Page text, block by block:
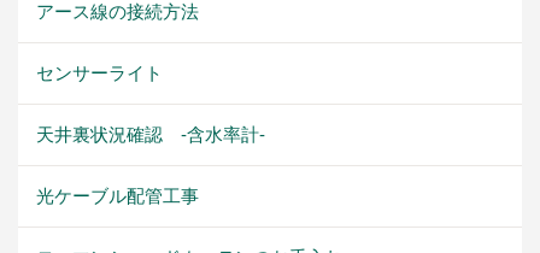
アース線の接続方法
センサーライト
天井裏状況確認 -含水率計-
光ケーブル配管工事